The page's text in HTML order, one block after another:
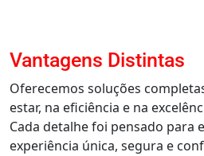
Vantagens Distintas
Oferecemos soluções
estar, na eficiência e na
Cada detalhe foi pensado para
experiência única, segura e